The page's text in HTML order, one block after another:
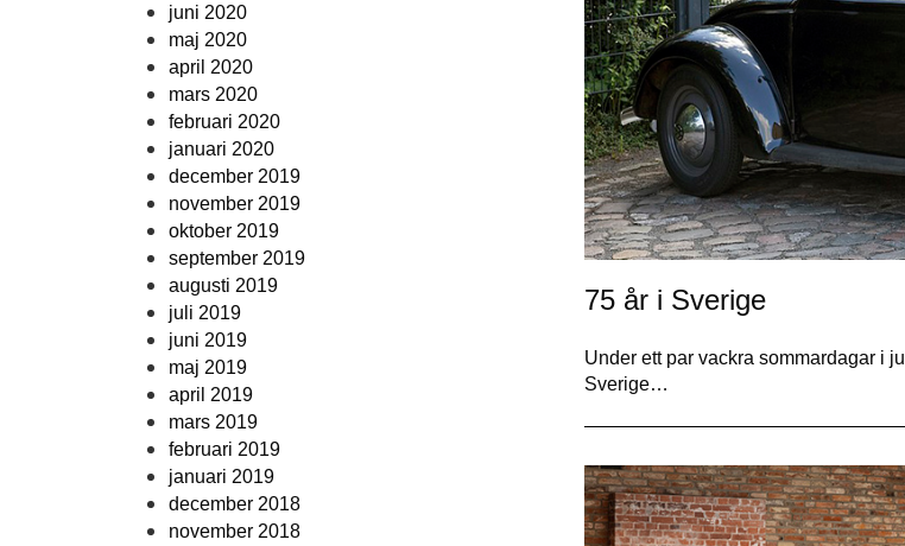
juni 2020
maj 2020
april 2020
mars 2020
februari 2020
januari 2020
december 2019
november 2019
oktober 2019
september 2019
augusti 2019
juli 2019
juni 2019
maj 2019
april 2019
mars 2019
februari 2019
januari 2019
december 2018
november 2018
75 år i Sverige
Under ett par vackra sommardagar i
Sverige…